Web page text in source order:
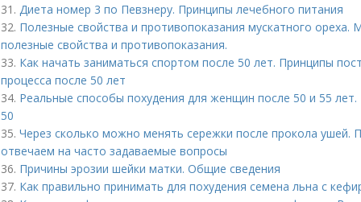
31. Диета номер 3 по Певзнеру. Принципы лечебного питания
32. Полезные свойства и противопоказания мускатного
полезные свойства и противопоказания.
33. Как начать заниматься спортом после 50 лет. Принципы
процесса после 50 лет
34. Реальные способы похудения для женщин после 50 и 55
50
35. Через сколько можно менять сережки после прокола ушей.
отвечаем на часто задаваемые вопросы
36. Причины эрозии шейки матки. Общие сведения
37. Как правильно принимать для похудения семена льна с